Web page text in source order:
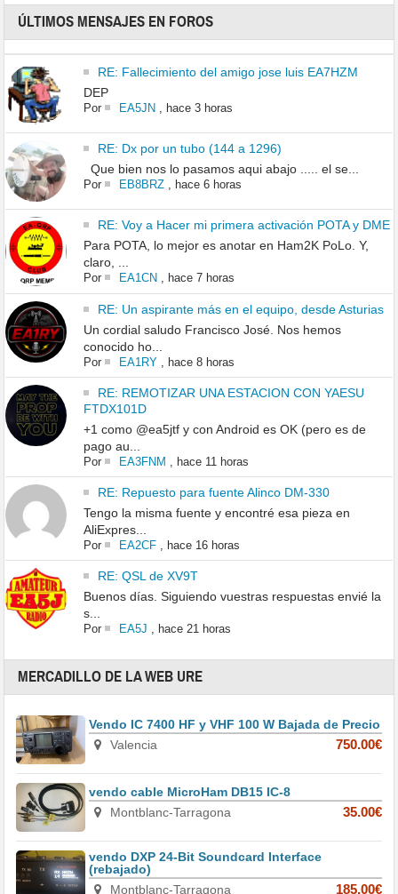
ÚLTIMOS MENSAJES EN FOROS
RE: Fallecimiento del amigo jose luis EA7HZM
DEP
Por EA5JN , hace 3 horas
RE: Dx por un tubo (144 a 1296)
Que bien nos lo pasamos aqui abajo ..... el se...
Por EB8BRZ, hace 6 horas
RE: Voy a Hacer mi primera activación POTA y DME
Para POTA, lo mejor es anotar en Ham2K PoLo. Y,
claro, ...
Por EA1CN , hace 7 horas
RE: Un aspirante más en el equipo, desde Asturias
Un cordial saludo Francisco José. Nos hemos
conocido ho...
Por EA1RY, hace 8 horas
RE: REMOTIZAR UNA ESTACION CON YAESU
FTDX101D
+1 como @ea5jtf y con Android es OK (pero es de
pago au...
Por EA3FNM hace 11 horas
RE: Repuesto para fuente Alinco DM-330
Tengo la misma fuente y encontré esa pieza en
AliExpres...
Por EA2CF, hace 16 horas
RE: QSL de XV9T
Buenos días. Siguiendo vuestras respuestas envié la
s...
Por EA5J hace 21 horas
MERCADILLO DE LA WEB URE
Vendo IC 7400 HF y VHF 100 W Bajada de Precio
Valencia
750.00€
vendo cable MicroHam DB15 IC-8
Montblanc-Tarragona
35.00€
vendo DXP 24-Bit Soundcard Interface
(rebajado)
Montblanc-Tarragona
185.00€